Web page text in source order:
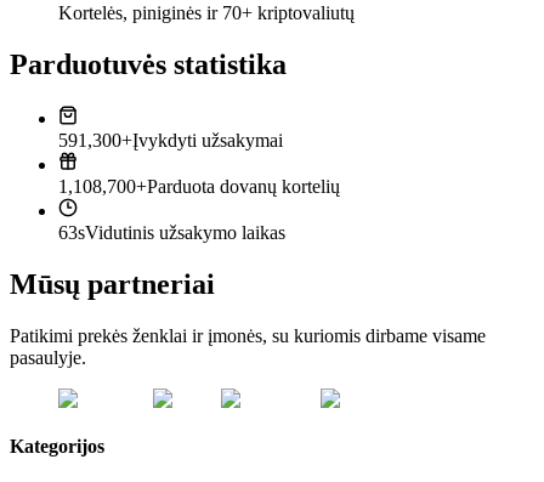
Kortelės, piniginės ir 70+ kriptovaliutų
Parduotuvės statistika
591,300+Įvykdyti užsakymai
1,108,700+Parduota dovanų kortelių
63sVidutinis užsakymo laikas
Mūsų partneriai
Patikimi prekės ženklai ir įmonės, su kuriomis dirbame visame
pasaulyje.
Kategorijos